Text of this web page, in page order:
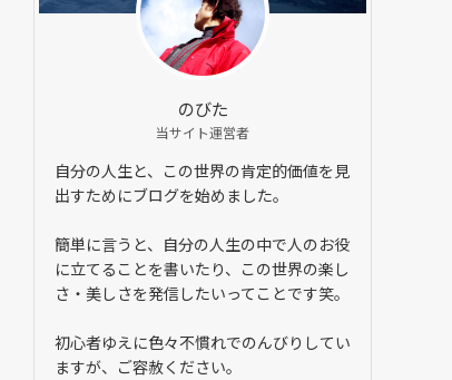
のびた
当サイト運営者
自分の人生と、この世界の肯定的価値を見
出すためにブログを始めました。
簡単に言うと、自分の人生の中で人のお役
に立てることを書いたり、この世界の楽し
さ・美しさを発信したいってことです笑。
初心者ゆえに色々不慣れでのんびりしてい
ますが、ご容赦ください。